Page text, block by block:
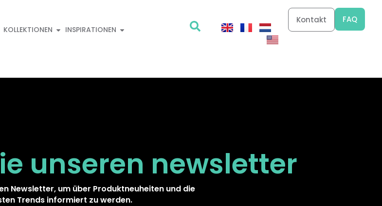
KOLLEKTIONEN
INSPIRATIONEN
Kontakt FAQ
unseren newsletter
Newsletter, um über Produktneuheiten und die
Trends informiert zu werden.